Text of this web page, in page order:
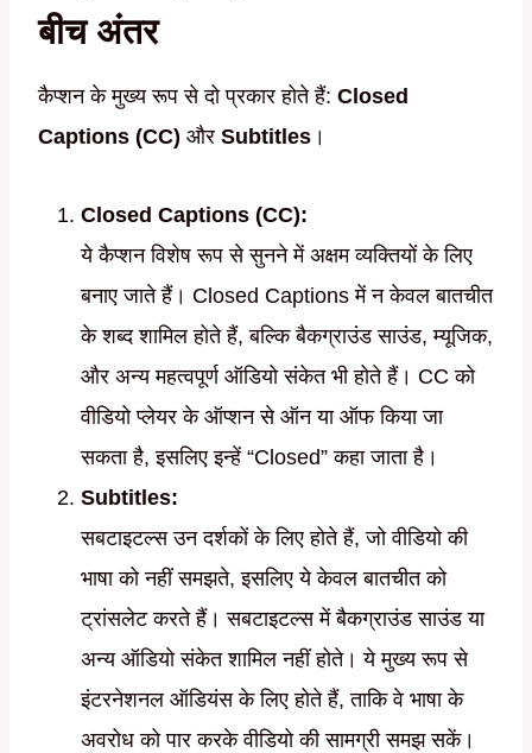
बीच अंतर
कैप्शन के मुख्य रूप से दो प्रकार होते हैं: Closed
Captions (CC) और Subtitles ।
Closed Captions (CC):
ये कैप्शन विशेष रूप से सुनने में अक्षम व्यक्तियों के लिए
बनाए जाते हैं। Closed Captions में न केवल बातचीत
के शब्द शामिल होते हैं, बल्कि बैकग्राउंड साउंड, म्यूजिक,
और अन्य महत्वपूर्ण ऑडियो संकेत भी होते हैं। CC को
वीडियो प्लेयर के ऑप्शन से ऑन या ऑफ किया जा
सकता है, इसलिए इन्हें “Closed” कहा जाता है।
Subtitles:
सबटाइटल्स उन दर्शकों के लिए होते हैं, जो वीडियो की
भाषा को नहीं समझते, इसलिए ये केवल बातचीत को
ट्रांसलेट करते हैं। सबटाइटल्स में बैकग्राउंड साउंड या
अन्य ऑडियो संकेत शामिल नहीं होते। ये मुख्य रूप से
इंटरनेशनल ऑडियंस के लिए होते हैं, ताकि वे भाषा के
अवरोध को पार करके वीडियो की सामग्री समझ सकें।